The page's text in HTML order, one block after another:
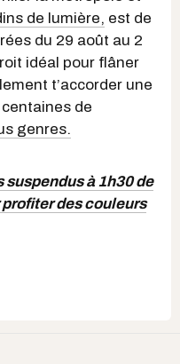
de lumière, est de
du 29 août au 2
idéal pour flâner
t’accorder une
de
genres.
suspendus à 1h30 de
des couleurs